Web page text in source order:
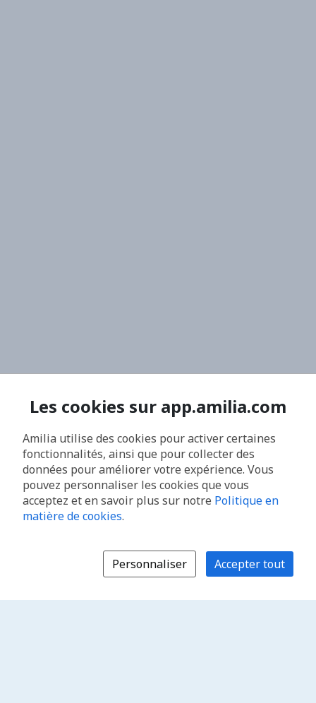
Les cookies sur app.amilia.com
Amilia utilise des cookies pour activer certaines
fonctionnalités, ainsi que pour collecter des
données pour améliorer votre expérience. Vous
pouvez personnaliser les cookies que vous
acceptez et en savoir plus sur notre Politique en
matière de cookies.
Personnaliser Accepter tout